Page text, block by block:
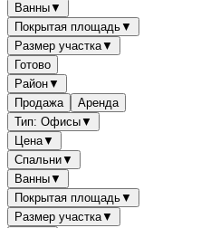
Ванны▼
Покрытая площадь▼
Размер участка▼
Готово
Район▼
Продажа
Аренда
Тип: Офисы▼
Цена▼
Спальни▼
Ванны▼
Покрытая площадь▼
Размер участка▼